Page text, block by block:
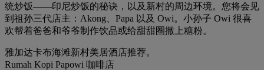
统炒饭——印尼炒饭的秘诀，以及新村的周边环境。您将会见
到祖孙三代店主：Akong、Papa 以及 Owi。小孙子 Owi 很喜
欢帮着爸爸和爷爷制作饮品或给甜甜圈撒上糖粉。
雅加达卡布海滩新村美居酒店推荐。
Rumah Kopi Papowi 咖啡店